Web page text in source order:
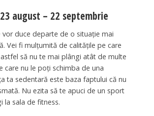
august – 22 septembrie
vor duce departe de o situație mai
Vei fi mulțumită de calitățile pe care
să nu te mai plângi atât de multe
care nu le poți schimba de una
ta sedentară este baza faptului că nu
Nu ezita să te apuci de un sport
la sala de fitness.